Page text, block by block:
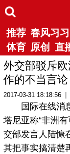
推荐 春风习习
体育 原创 直
外交部驳斥
作的不当言论
2017-03-31 18:18:56 |
国际在线消息
塔尼亚称“非洲
交部发言人陆慷
其把事实搞清楚